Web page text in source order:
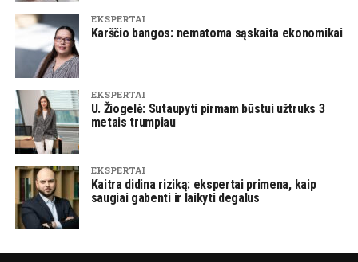
EKSPERTAI
Karščio bangos: nematoma sąskaita ekonomikai
EKSPERTAI
U. Žiogelė: Sutaupyti pirmam būstui užtruks 3
metais trumpiau
EKSPERTAI
Kaitra didina riziką: ekspertai primena, kaip
saugiai gabenti ir laikyti degalus